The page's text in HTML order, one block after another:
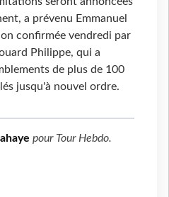
a prévenu Emmanuel
confirmée vendredi par
Philippe, qui a
de plus de 100
jusqu'à nouvel ordre.
pour Tour Hebdo.